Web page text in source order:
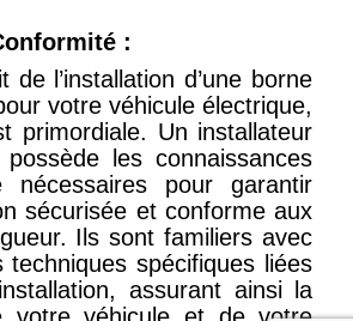
:
de l’installation d’une borne
votre véhicule électrique,
primordiale. Un installateur
les connaissances
nécessaires pour garantir
sécurisée et conforme aux
Ils sont familiers avec
techniques spécifiques liées
assurant ainsi la